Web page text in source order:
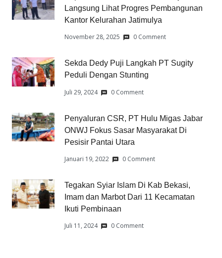
Langsung Lihat Progres Pembangunan
Kantor Kelurahan Jatimulya
November 28, 2025 0 Comment
Sekda Dedy Puji Langkah PT Sugity
Peduli Dengan Stunting
Juli 29, 2024 0 Comment
Penyaluran CSR, PT Hulu Migas Jabar
ONWJ Fokus Sasar Masyarakat Di
Pesisir Pantai Utara
Januari 19, 2022 0 Comment
Tegakan Syiar Islam Di Kab Bekasi,
Imam dan Marbot Dari 11 Kecamatan
Ikuti Pembinaan
Juli 11, 2024 0 Comment